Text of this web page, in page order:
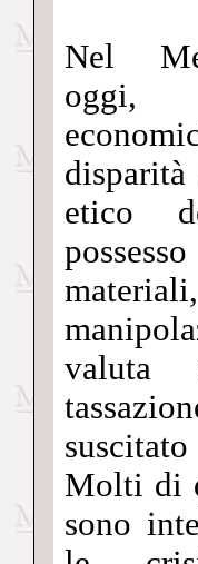
Nel
etico
valuta
Molti di
sono